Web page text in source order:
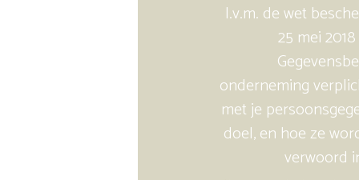
I.v.m. de wet
25 mei
onderneming
met je
doel, en hoe ze
verwoord